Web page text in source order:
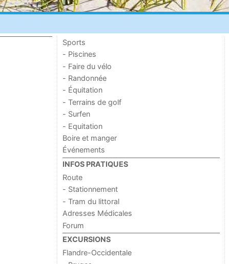
Sports
- Piscines
- Faire du vélo
- Randonnée
- Équitation
- Terrains de golf
- Surfen
- Equitation
Boire et manger
Événements
INFOS PRATIQUES
Route
- Stationnement
- Tram du littoral
Adresses Médicales
Forum
EXCURSIONS
Flandre-Occidentale